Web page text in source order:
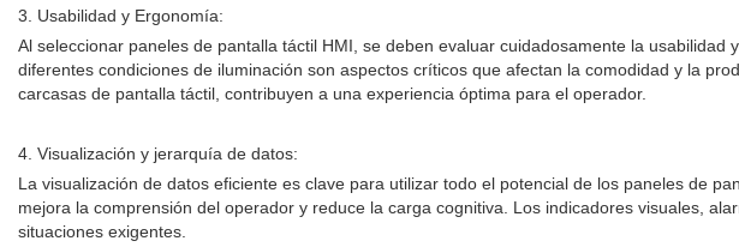
3. Usabilidad y Ergonomía:
Al seleccionar paneles de pantalla táctil HMI, se deben evaluar cuidadosamente la
diferentes condiciones de iluminación son aspectos críticos que afectan la comodidad y la
carcasas de pantalla táctil, contribuyen a una experiencia óptima para el operador.
4. Visualización y jerarquía de datos:
La visualización de datos eficiente es clave para utilizar todo el potencial de los paneles de
mejora la comprensión del operador y reduce la carga cognitiva. Los indicadores visuales,
situaciones exigentes.